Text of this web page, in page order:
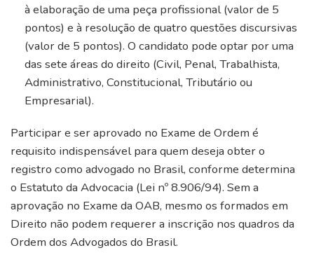
à elaboração de uma peça profissional (valor de 5
pontos) e à resolução de quatro questões discursivas
(valor de 5 pontos). O candidato pode optar por uma
das sete áreas do direito (Civil, Penal, Trabalhista,
Administrativo, Constitucional, Tributário ou
Empresarial).
Participar e ser aprovado no Exame de Ordem é
requisito indispensável para quem deseja obter o
registro como advogado no Brasil, conforme determina
o Estatuto da Advocacia (Lei nº 8.906/94). Sem a
aprovação no Exame da OAB, mesmo os formados em
Direito não podem requerer a inscrição nos quadros da
Ordem dos Advogados do Brasil.